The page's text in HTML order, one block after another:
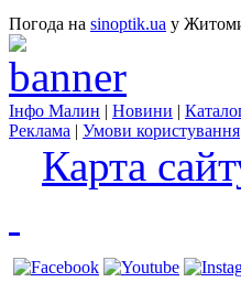
Погода на sinoptik.ua у
Інфо Малин | Новини |
Реклама | Умови користування
Карта